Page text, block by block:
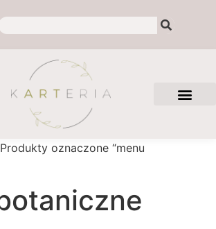
oznaczone “menu